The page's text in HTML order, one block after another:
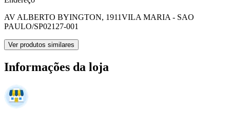
AV ALBERTO BYINGTON, 1911VILA MARIA - SAO
PAULO/SP02127-001
Ver produtos similares
Informações da loja